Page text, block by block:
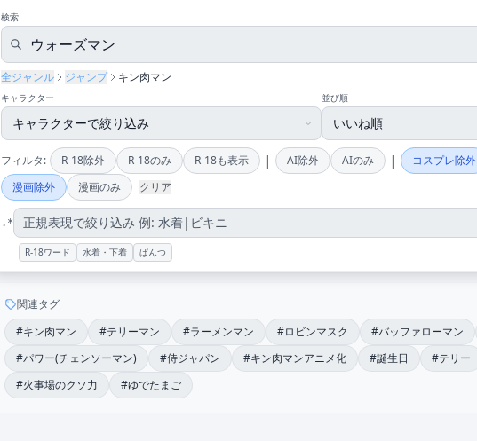
検索
全ジャンル ジャンプ キン肉マン
キャラクター 並び順
フィルタ: R-18除外 R-18のみ R-18も表示 | AI除外 AIのみ | コスプレ除外
漫画除外 漫画のみ クリア
.*
R-18ワード 水着・下着 ぱんつ
関連タグ
#キン肉マン
#テリーマン #ラーメンマン #ロビンマスク #バッファローマン
#パワー(チェンソーマン)
#侍ジャパン #キン肉マンアニメ化 #誕生日 #テリー
#火事場のクソ力
#ゆでたまご